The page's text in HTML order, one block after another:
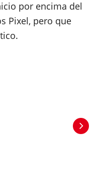
por encima del
Pixel, pero que